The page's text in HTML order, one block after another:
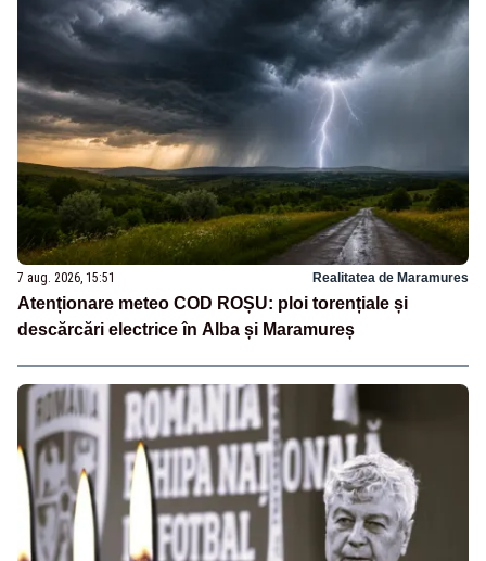
7 aug. 2026, 15:51 Realitatea de Maramures
Atenționare meteo COD ROȘU: ploi torențiale și
descărcări electrice în Alba și Maramureș